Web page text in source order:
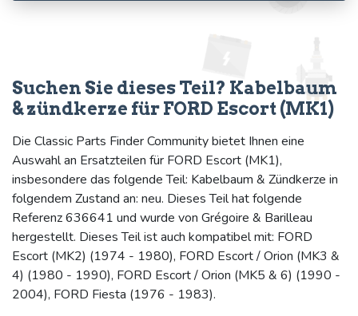
Suchen Sie dieses Teil? Kabelbaum
& zündkerze für FORD Escort (MK1)
Die Classic Parts Finder Community bietet Ihnen eine
Auswahl an Ersatzteilen für FORD Escort (MK1),
insbesondere das folgende Teil: Kabelbaum & Zündkerze in
folgendem Zustand an: neu. Dieses Teil hat folgende
Referenz 636641 und wurde von Grégoire & Barilleau
hergestellt. Dieses Teil ist auch kompatibel mit: FORD
Escort (MK2) (1974 - 1980), FORD Escort / Orion (MK3 &
4) (1980 - 1990), FORD Escort / Orion (MK5 & 6) (1990 -
2004), FORD Fiesta (1976 - 1983).